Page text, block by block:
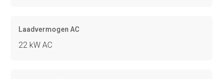
Laadvermogen AC
22 kW AC